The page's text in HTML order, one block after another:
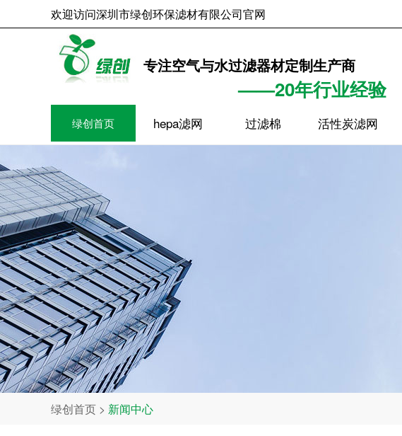
2026年8月6日
欢迎访问深圳市绿创环保滤材有限公司官网
绿创首页 hepa滤网 过滤棉 活性炭滤网
专注空气与水过滤器材定制生产商
——20年行业经验
绿创首页 > 新闻中心
FFU空气净化器滤芯多久更换？-无尘车间FFU除尘空气净化器